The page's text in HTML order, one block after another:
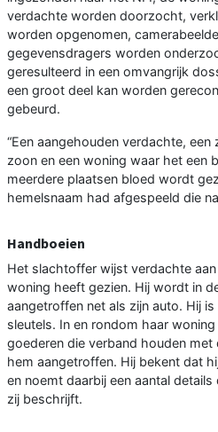
verdachte worden doorzocht,
worden opgenomen,
gegevensdragers worden
geresulteerd in een omvangrijk
een groot deel kan worden
gebeurd.
“Een aangehouden verdachte,
zoon en een woning waar het een
meerdere plaatsen bloed wordt
hemelsnaam had afgespeeld die
Handboeien
Het slachtoffer wijst verdachte
woning heeft gezien. Hij wordt in
aangetroffen net als zijn auto. Hij
sleutels. In en rondom haar
goederen die verband houden
hem aangetroffen. Hij bekent dat
en noemt daarbij een aantal
zij beschrijft.